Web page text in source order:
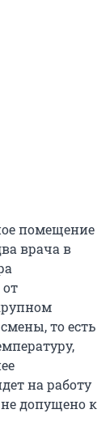
помещение
врача в
то есть
на работу
не допущено к